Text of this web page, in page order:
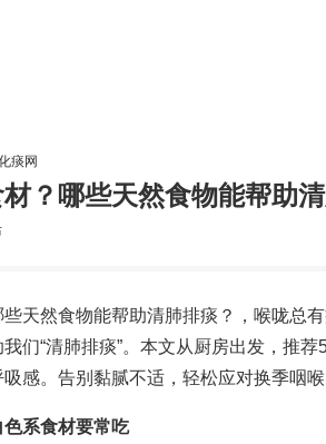
痰网
？哪些天然食物能帮助
天然食物能帮助清肺排痰？，喉咙总
们“清肺排痰”。本文从厨房出发，推
感。告别黏腻不适，轻松应对换季咽喉
系食材要常吃